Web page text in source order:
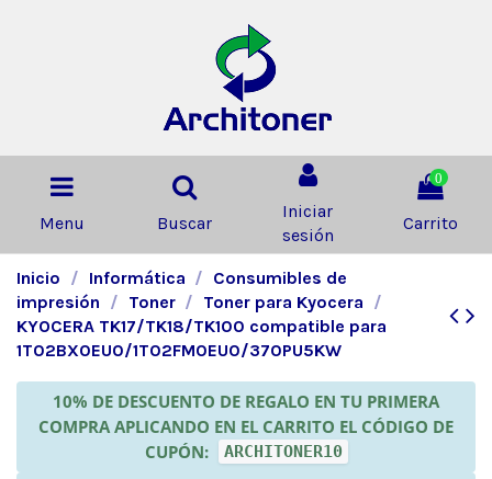
Menu Buscar
Iniciar
sesión
0
Carrito
Inicio Informática
Consumibles de
impresión
Toner
Toner para Kyocera
KYOCERA TK17/TK18/TK100 compatible para
1T02BX0EU0/1T02FM0EU0/370PU5KW
10% DE DESCUENTO DE REGALO EN TU PRIMERA
COMPRA APLICANDO EN EL CARRITO EL CÓDIGO DE
CUPÓN:
ARCHITONER10